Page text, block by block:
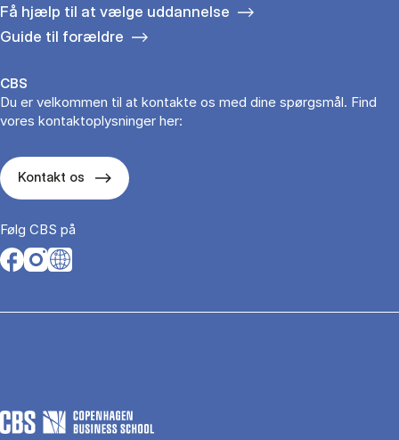
Få hjælp til at vælge uddannelse
Guide til forældre
CBS
Du er velkommen til at kontakte os med dine spørgsmål. Find
vores kontaktoplysninger her:
Kontakt os
Følg CBS på
Opens in a new tab
Opens in a new tab
Opens in a new tab